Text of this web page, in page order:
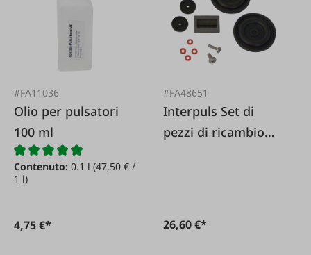
#FA11036
Olio per pulsatori
100 ml
Contenuto: 0.1 l (47,50 € /
1 l)
4,75 €*
#FA48651
Interpuls Set di
pezzi di ricambio
26,60 €*